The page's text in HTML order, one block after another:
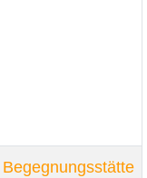
Begegnungsstätte